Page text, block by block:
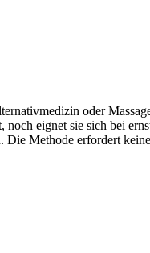
oder
eignet sie sich bei
Methode erfordert